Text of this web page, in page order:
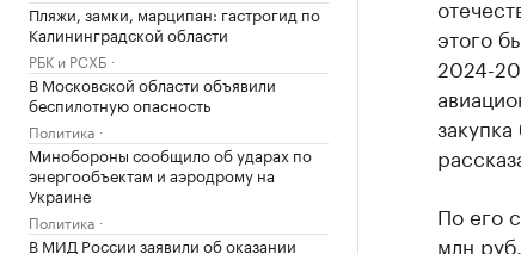
Пляжи, замки, марципан: гастрогид по
Калининградской области
РБК и РСХБ
В Московской области объявили
беспилотную опасность
Политика
Минобороны сообщило об ударах по
энергообъектам и аэродрому на
Украине
Политика
В МИД России заявили об оказании
этого
2024-
По его
млн